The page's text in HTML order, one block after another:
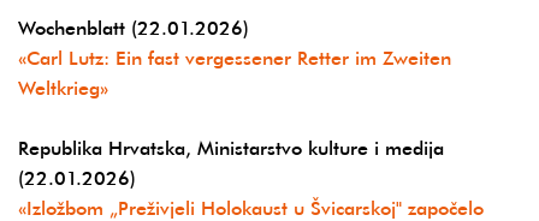
Wochenblatt (22.01.2026)
«Carl Lutz: Ein fast vergessener Retter im Zweiten
Weltkrieg»
Republika Hrvatska, Ministarstvo kulture i medija
(22.01.2026)
«Izložbom „Preživjeli Holokaust u Švicarskoj" započelo